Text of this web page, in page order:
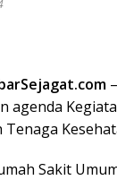
agenda
Sakit